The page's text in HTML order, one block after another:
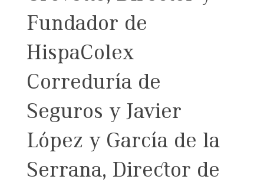
Fundador de
HispaColex
Correduría de
Seguros y Javier
López y García de la
Serrana, Director de